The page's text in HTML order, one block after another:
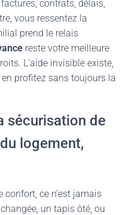
contrats, délais,
vous ressentez la
prend le relais
reste votre meilleure
L’aide invisible existe,
profitez sans toujours la
sécurisation de
logement,
ce n’est jamais
un tapis ôté, ou